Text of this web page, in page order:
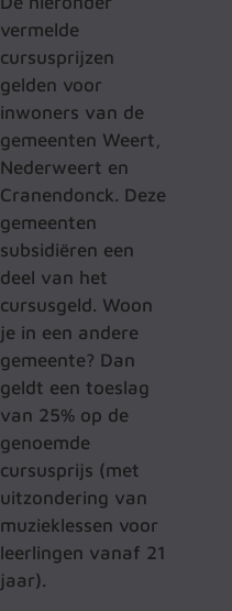
vermelde
cursusprijzen
gelden voor
inwoners van de
gemeenten Weert,
Nederweert en
Cranendonck. Deze
gemeenten
subsidiëren een
deel van het
cursusgeld. Woon
je in een andere
gemeente? Dan
geldt een toeslag
van 25% op de
genoemde
cursusprijs (met
uitzondering van
muzieklessen voor
leerlingen vanaf 21
jaar).